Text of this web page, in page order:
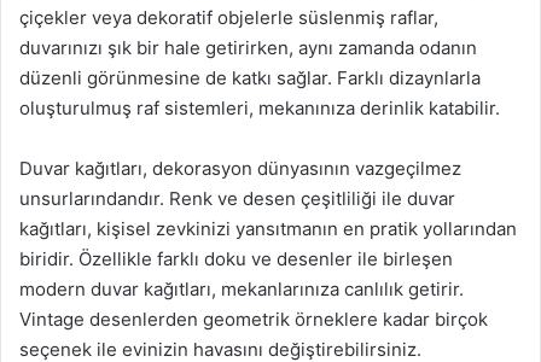
çiçekler veya dekoratif objelerle süslenmiş raflar,
duvarınızı şık bir hale getirirken, aynı zamanda odanın
düzenli görünmesine de katkı sağlar. Farklı dizaynlarla
oluşturulmuş raf sistemleri, mekanınıza derinlik katabilir.
Duvar kağıtları, dekorasyon dünyasının vazgeçilmez
unsurlarındandır. Renk ve desen çeşitliliği ile duvar
kağıtları, kişisel zevkinizi yansıtmanın en pratik yollarından
biridir. Özellikle farklı doku ve desenler ile birleşen
modern duvar kağıtları, mekanlarınıza canlılık getirir.
Vintage desenlerden geometrik örneklere kadar birçok
seçenek ile evinizin havasını değiştirebilirsiniz.